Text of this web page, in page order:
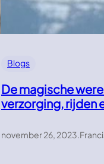
Blogs
De magische
verzorging, rijden
november 26, 2023.